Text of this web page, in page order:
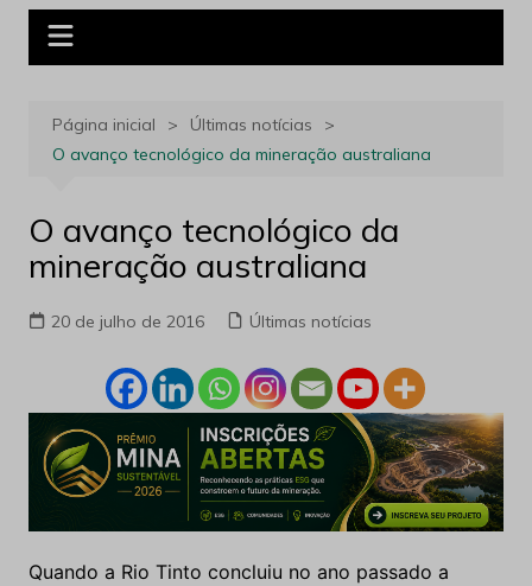
Página inicial
Últimas notícias
O avanço tecnológico da mineração australiana
O avanço tecnológico da
mineração australiana
20 de julho de 2016 Últimas notícias
Quando a Rio Tinto concluiu no ano passado a